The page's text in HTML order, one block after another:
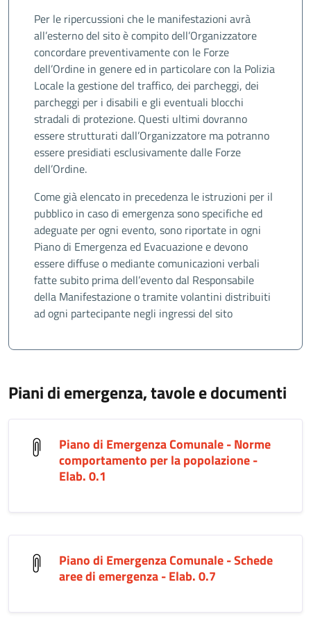
Per le ripercussioni che le manifestazioni avrà
all’esterno del sito è compito dell’Organizzatore
concordare preventivamente con le Forze
dell’Ordine in genere ed in particolare con la Polizia
Locale la gestione del traffico, dei parcheggi, dei
parcheggi per i disabili e gli eventuali blocchi
stradali di protezione. Questi ultimi dovranno
essere strutturati dall’Organizzatore ma potranno
essere presidiati esclusivamente dalle Forze
dell’Ordine.
Come già elencato in precedenza le istruzioni per il
pubblico in caso di emergenza sono specifiche ed
adeguate per ogni evento, sono riportate in ogni
Piano di Emergenza ed Evacuazione e devono
essere diffuse o mediante comunicazioni verbali
fatte subito prima dell’evento dal Responsabile
della Manifestazione o tramite volantini distribuiti
ad ogni partecipante negli ingressi del sito
Piani di emergenza, tavole e documenti
Piano di Emergenza Comunale - Norme
comportamento per la popolazione -
Elab. 0.1
Piano di Emergenza Comunale - Schede
aree di emergenza - Elab. 0.7